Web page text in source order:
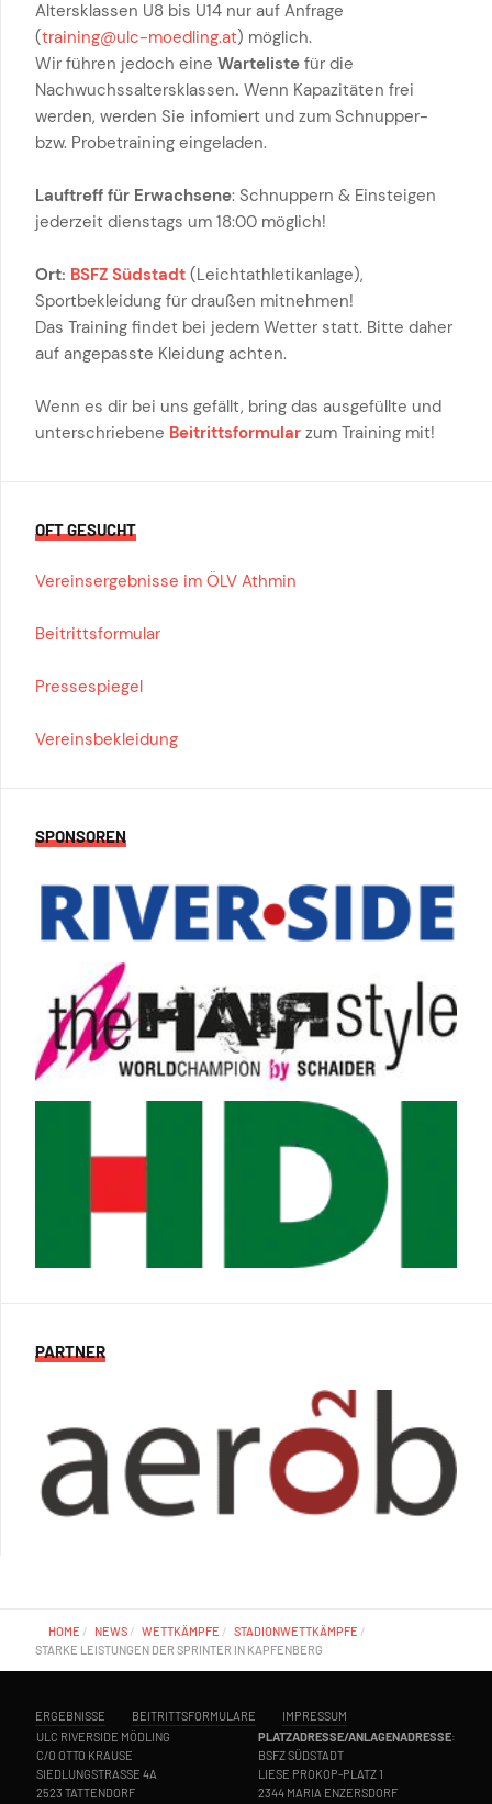
Altersklassen U8 bis U14 nur auf Anfrage
(training@ulc-moedling.at) möglich.
Wir führen jedoch eine Warteliste für die
Nachwuchssaltersklassen. Wenn Kapazitäten frei
werden, werden Sie infomiert und zum Schnupper-
bzw. Probetraining eingeladen.
Lauftreff für Erwachsene: Schnuppern & Einsteigen
jederzeit dienstags um 18:00 möglich!
Ort: BSFZ Südstadt (Leichtathletikanlage),
Sportbekleidung für draußen mitnehmen!
Das Training findet bei jedem Wetter statt. Bitte daher
auf angepasste Kleidung achten.
Wenn es dir bei uns gefällt, bring das ausgefüllte und
unterschriebene Beitrittsformular zum Training mit!
OFT GESUCHT
Vereinsergebnisse im ÖLV Athmin
Beitrittsformular
Pressespiegel
Vereinsbekleidung
SPONSOREN
PARTNER
HOME NEWS WETTKÄMPFE
STADIONWETTKÄMPFE
STARKE LEISTUNGEN DER SPRINTER IN KAPFENBERG
ERGEBNISSE BEITRITTSFORMULARE
IMPRESSUM
ULC RIVERSIDE MÖDLING
C/O OTTO KRAUSE
SIEDLUNGSTRASSE 4A
2523 TATTENDORF
PLATZADRESSE/ANLAGENADRESSE:
BSFZ SÜDSTADT
LIESE PROKOP-PLATZ 1
2344 MARIA ENZERSDORF